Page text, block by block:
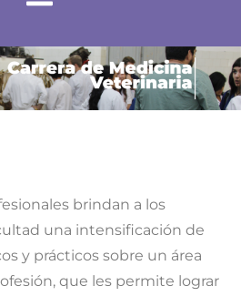
brindan a los
una intensificación de
y prácticos sobre un área
que les permite lograr